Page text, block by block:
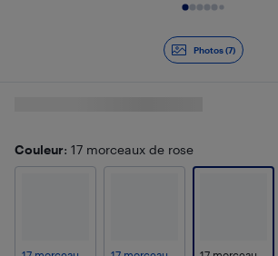
Photos (7)
Couleur: 17 morceaux de rose